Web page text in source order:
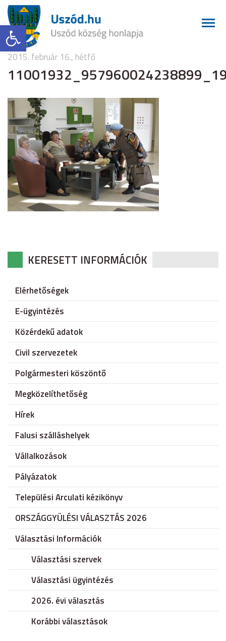
Eszköztár megnyitása
2015. február 16., hétfő
KERESETT INFORMÁCIÓK
Elérhetőségek
E-ügyintézés
Közérdekű adatok
Civil szervezetek
Polgármesteri köszöntő
Megközelíthetőség
Hírek
Falusi szálláshelyek
Vállalkozások
Pályázatok
Települési Arculati kézikönyv
ORSZÁGGYÜLÉSI VÁLASZTÁS 2026
Választási Információk
Választási szervek
Választási ügyintézés
2026. évi választás
Korábbi választások